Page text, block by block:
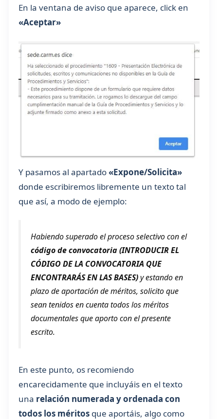
En la ventana de aviso que aparece, click en
«Aceptar»
Y pasamos al apartado«Expone/Solicita»
donde escribiremos libremente un texto tal
que así, a modo de ejemplo:
Habiendo superado el proceso selectivo con el
código de convocatoria (INTRODUCIR EL
CÓDIGO DE LA CONVOCATORIA QUE
ENCONTRARÁS EN LAS BASES)y estando en
plazo de aportación de méritos, solicito que
sean tenidos en cuenta todos los méritos
documentales que aporto con el presente
escrito.
En este punto, os recomiendo
encarecidamente que incluyáis en el texto
una relación numerada y ordenada con
todos los méritos que aportáis, algo como